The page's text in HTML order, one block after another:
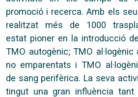
promoció i recerca. Amb els
realitzat més de 1000
estat pioner en la introducció
TMO autogènic; TMO
no emparentats i TMO
de sang perifèrica. La seva
tingut una gran influència